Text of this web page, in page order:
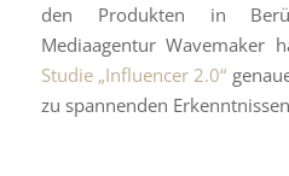
den Produkten in
Mediaagentur Wavemaker
Studie „Influencer 2.0“
zu spannenden